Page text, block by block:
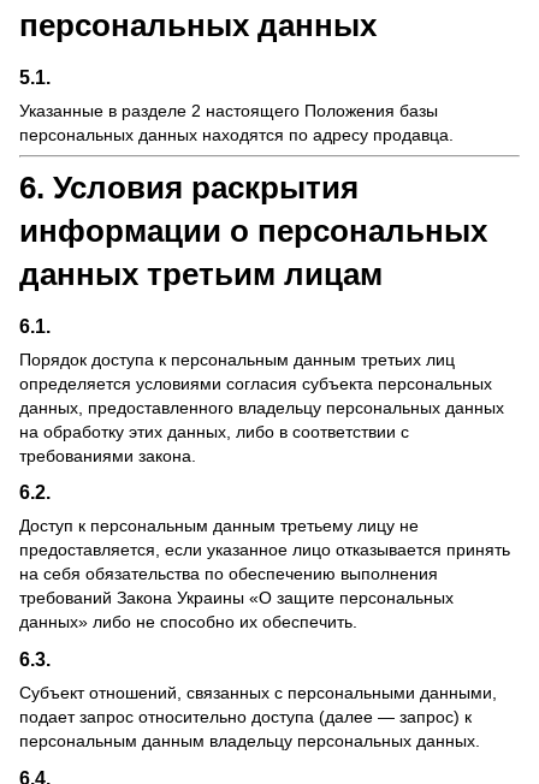
персональных данных
5.1.
Указанные в разделе 2 настоящего Положения базы
персональных данных находятся по адресу продавца.
6. Условия раскрытия
информации о персональных
данных третьим лицам
6.1.
Порядок доступа к персональным данным третьих лиц
определяется условиями согласия субъекта персональных
данных, предоставленного владельцу персональных данных
на обработку этих данных, либо в соответствии с
требованиями закона.
6.2.
Доступ к персональным данным третьему лицу не
предоставляется, если указанное лицо отказывается принять
на себя обязательства по обеспечению выполнения
требований Закона Украины «О защите персональных
данных» либо не способно их обеспечить.
6.3.
Субъект отношений, связанных с персональными данными,
подает запрос относительно доступа (далее — запрос) к
персональным данным владельцу персональных данных.
6.4.